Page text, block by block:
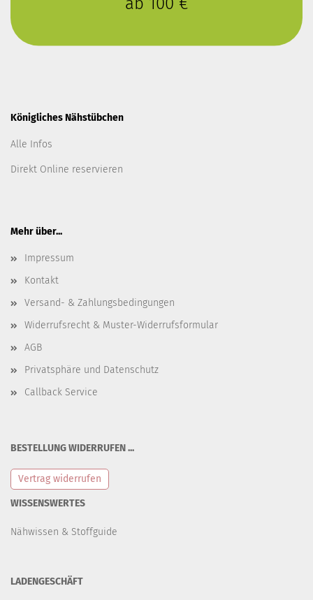
Königliches Nähstübchen
Alle Infos
Direkt Online reservieren
Mehr über...
Impressum
Kontakt
Versand- & Zahlungsbedingungen
Widerrufsrecht & Muster-Widerrufsformular
AGB
Privatsphäre und Datenschutz
Callback Service
BESTELLUNG WIDERRUFEN ...
Vertrag widerrufen
WISSENSWERTES
Nähwissen & Stoffguide
LADENGESCHÄFT